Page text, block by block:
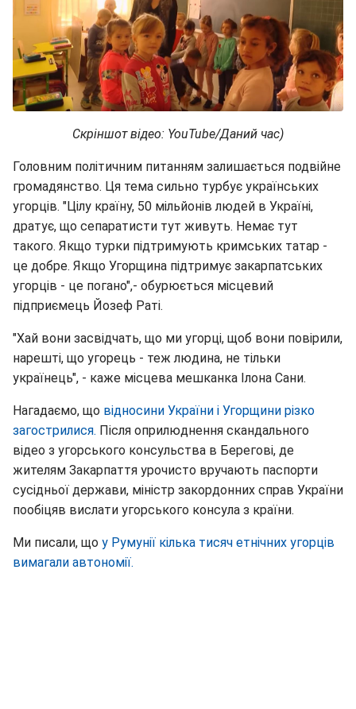
Скріншот відео: YouTube/Даний час)
Головним політичним питанням залишається подвійне
громадянство. Ця тема сильно турбує українських
угорців. "Цілу країну, 50 мільйонів людей в Україні,
дратує, що сепаратисти тут живуть. Немає тут
такого. Якщо турки підтримують кримських татар -
це добре. Якщо Угорщина підтримує закарпатських
угорців - це погано",- обурюється місцевий
підприємець Йозеф Раті.
"Хай вони засвідчать, що ми угорці, щоб вони повірили,
нарешті, що угорець - теж людина, не тільки
українець", - каже місцева мешканка Ілона Сани.
Нагадаємо, що відносини України і Угорщини різко
загострилися. Після оприлюднення скандального
відео з угорського консульства в Берегові, де
жителям Закарпаття урочисто вручають паспорти
сусідньої держави, міністр закордонних справ України
пообіцяв вислати угорського консула з країни.
Ми писали, що у Румунії кілька тисяч етнічних угорців
вимагали автономії.